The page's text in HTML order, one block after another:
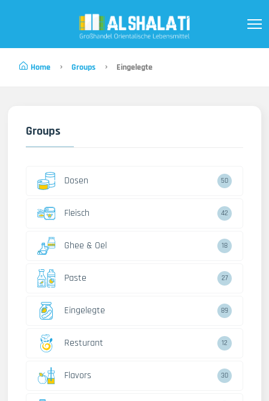
Home Groups Eingelegte
Groups
Dosen 50
Fleisch 42
Ghee & Oel 18
Paste 27
Eingelegte 89
Resturant 12
Flavors 30